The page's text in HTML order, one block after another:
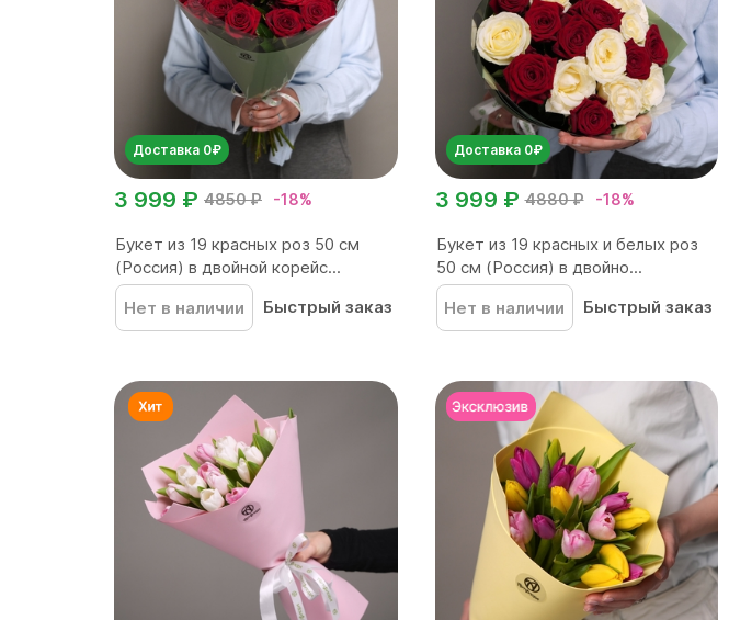
Доставка 0₽
4850 ₽ -18%
3 999 ₽
Букет из 19 красных роз 50 см
(Россия) в двойной корейс...
Нет в наличии
Быстрый заказ
Доставка 0₽
4880 ₽ -18%
3 999 ₽
Букет из 19 красных и белых роз
50 см (Россия) в двойно...
Нет в наличии
Быстрый заказ